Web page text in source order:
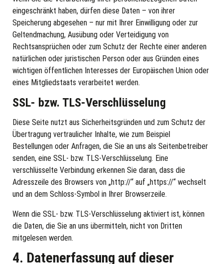
eingeschränkt haben, dürfen diese Daten – von ihrer
Speicherung abgesehen – nur mit Ihrer Einwilligung oder zur
Geltendmachung, Ausübung oder Verteidigung von
Rechtsansprüchen oder zum Schutz der Rechte einer anderen
natürlichen oder juristischen Person oder aus Gründen eines
wichtigen öffentlichen Interesses der Europäischen Union oder
eines Mitgliedstaats verarbeitet werden.
SSL- bzw. TLS-Verschlüsselung
Diese Seite nutzt aus Sicherheitsgründen und zum Schutz der
Übertragung vertraulicher Inhalte, wie zum Beispiel
Bestellungen oder Anfragen, die Sie an uns als Seitenbetreiber
senden, eine SSL- bzw. TLS-Verschlüsselung. Eine
verschlüsselte Verbindung erkennen Sie daran, dass die
Adresszeile des Browsers von „http://“ auf „https://“ wechselt
und an dem Schloss-Symbol in Ihrer Browserzeile.
Wenn die SSL- bzw. TLS-Verschlüsselung aktiviert ist, können
die Daten, die Sie an uns übermitteln, nicht von Dritten
mitgelesen werden.
4. Datenerfassung auf dieser